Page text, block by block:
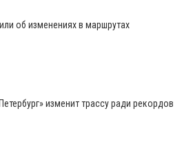
об изменениях в маршрутах
изменит трассу ради рекордов